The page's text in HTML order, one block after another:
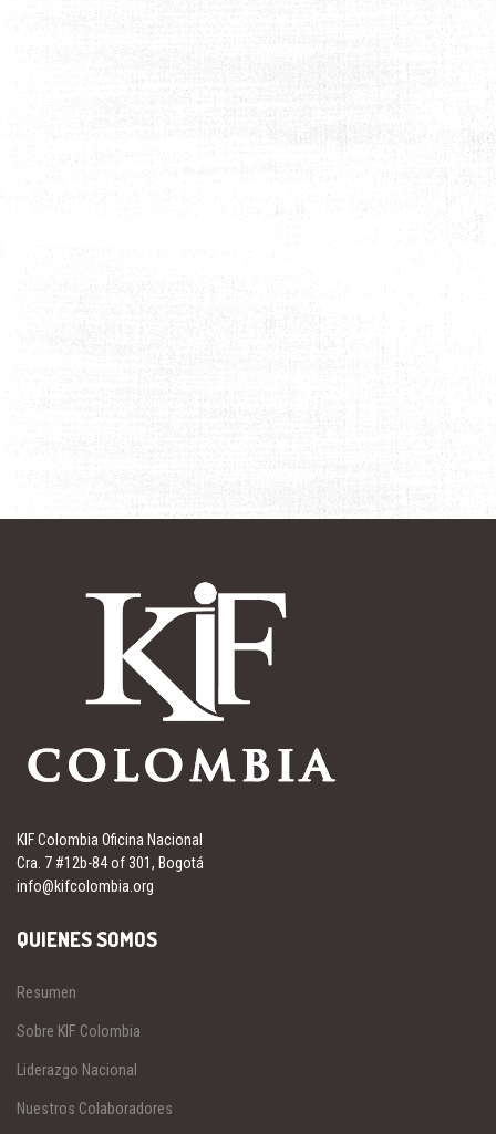
KIF Colombia Oficina Nacional
Cra. 7 #12b-84 of 301, Bogotá
info@kifcolombia.org
QUIENES SOMOS
Resumen
Sobre KIF Colombia
Liderazgo Nacional
Nuestros Colaboradores